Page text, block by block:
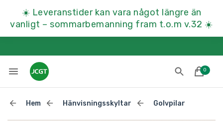
☀️ Leveranstider kan vara något längre än
vanligt – sommarbemanning fram t.o.m v.32 ☀️
0
Hem Hänvisningsskyltar Golvpilar